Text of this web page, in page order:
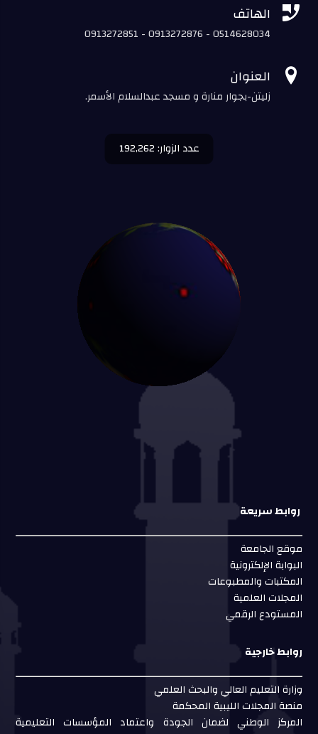
 الهاتف
0913272851 - 0913272876 - 0514628034
 العنوان
زليتن-بجوار منارة و مسجد عبدالسلام الأسمر.
عدد الزوار: 192,262
روابط سريعة
موقع الجامعة
البوابة الإلكترونية
المكتبات والمطبوعات
المجلات العلمية
المستودع الرقمي
روابط خارجية
وزارة التعليم العالي والبحث العلمي
منصة المجلات الليبية المحكمة
المركز الوطني لضمان الجودة واعتماد المؤسسات التعليمية